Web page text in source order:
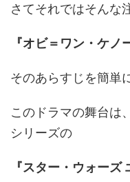
さてそれではそんな
『オビ＝ワン・ケノ
そのあらすじを簡単
このドラマの舞台は
シリーズの
『スター・ウォーズ